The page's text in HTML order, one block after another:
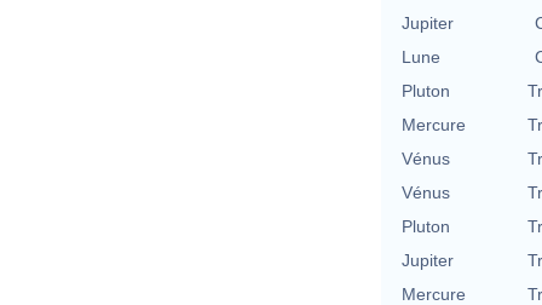
Jupiter
Lune
Pluton
Mercure
Vénus
Vénus
Pluton
Jupiter
Mercure